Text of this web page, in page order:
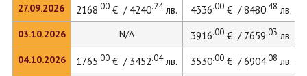
27.09.2026
03.10.2026
04.10.2026
2168.00€ / 4240.24лв. 4336.00€ / 8480.48 лв.
N/A 3916.00€ / 7659.03 лв.
1765.00€ / 3452.04лв. 3530.00€ / 6904.08 лв.